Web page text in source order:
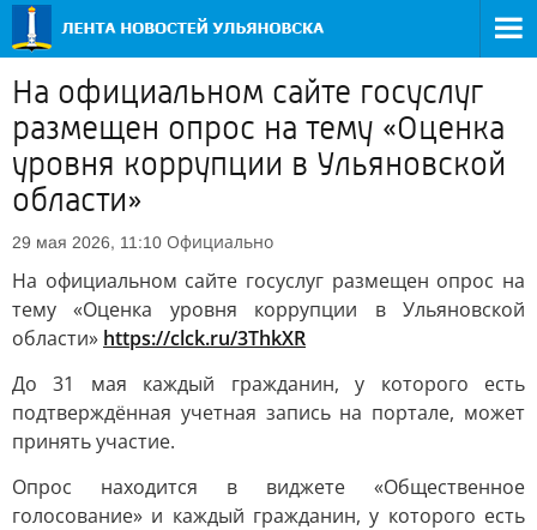
На официальном сайте госуслуг
размещен опрос на тему «Оценка
уровня коррупции в Ульяновской
области»
29 мая 2026, 11:10 Официально
На официальном сайте госуслуг размещен опрос на
тему «Оценка уровня коррупции в Ульяновской
области» https://clck.ru/3ThkXR
До 31 мая каждый гражданин, у которого есть
подтверждённая учетная запись на портале, может
принять участие.
Опрос находится в виджете «Общественное
голосование» и каждый гражданин, у которого есть